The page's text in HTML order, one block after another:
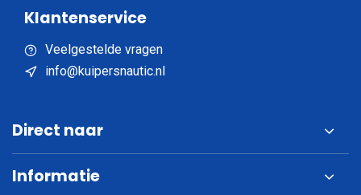
Klantenservice
Veelgestelde vragen
info@kuipersnautic.nl
Direct naar
Informatie